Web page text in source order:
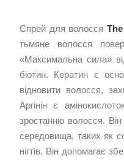
Спрей для волосся
тьмяне волосся
«Максимальна сила»
біотин. Кератин є
відновити волосся,
Аргінін є
зростанню волосся.
середовища, таких як
нігтів. Він допомагає